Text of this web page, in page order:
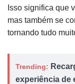
Isso significa que
mas também se
tornando tudo
Trending:
experiência de